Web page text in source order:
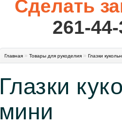
Сделать
261-
Главная » Товары для рукоделия » Глазки
Глазки
мини